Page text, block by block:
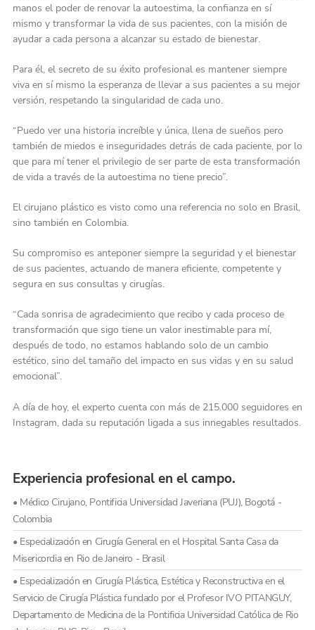
manos el poder de renovar la autoestima, la confianza en sí
mismo y transformar la vida de sus pacientes, con la misión de
ayudar a cada persona a alcanzar su estado de bienestar.
Para él, el secreto de su éxito profesional es mantener siempre
viva en sí mismo la esperanza de llevar a sus pacientes a su mejor
versión, respetando la singularidad de cada uno.
“Puedo ver una historia increíble y única, llena de sueños pero
también de miedos e inseguridades detrás de cada paciente, por lo
que para mí tener el privilegio de ser parte de esta transformación
de vida a través de la autoestima no tiene precio”.
El cirujano plástico es visto como una referencia no solo en Brasil,
sino también en Colombia.
Su compromiso es anteponer siempre la seguridad y el bienestar
de sus pacientes, actuando de manera eficiente, competente y
segura en sus consultas y cirugías.
“Cada sonrisa de agradecimiento que recibo y cada proceso de
transformación que sigo tiene un valor inestimable para mí,
después de todo, no estamos hablando solo de un cambio
estético, sino del tamaño del impacto en sus vidas y en su salud
emocional”.
A día de hoy, el experto cuenta con más de 215.000 seguidores en
Instagram, dada su reputación ligada a sus innegables resultados.
Experiencia profesional en el campo.
• Médico Cirujano, Pontificia Universidad Javeriana (PUJ), Bogotá -
Colombia
• Especialización en Cirugía General en el Hospital Santa Casa da
Misericordia en Rio de Janeiro - Brasil
• Especialización en Cirugía Plástica, Estética y Reconstructiva en el
Servicio de Cirugía Plástica fundado por el Profesor IVO PITANGUY,
Departamento de Medicina de la Pontificia Universidad Católica de Rio